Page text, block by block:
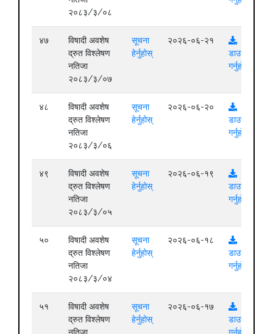
२०८३/३/०८
४७
विषादी अवशेष
द्रुत विश्लेषण
नतिजा
२०८३/३/०७
सूचना
हेर्नुहोस्
२०२६-०६-२१
डाउनलोड
गर्नुहोस्
४८
विषादी अवशेष
द्रुत विश्लेषण
नतिजा
२०८३/३/०६
सूचना
हेर्नुहोस्
२०२६-०६-२०
डाउनलोड
गर्नुहोस्
४९
विषादी अवशेष
द्रुत विश्लेषण
नतिजा
२०८३/३/०५
सूचना
हेर्नुहोस्
२०२६-०६-१९
डाउनलोड
गर्नुहोस्
५०
विषादी अवशेष
द्रुत विश्लेषण
नतिजा
२०८३/३/०४
सूचना
हेर्नुहोस्
२०२६-०६-१८
डाउनलोड
गर्नुहोस्
५१
विषादी अवशेष
द्रुत विश्लेषण
सूचना
हेर्नुहोस्
२०२६-०६-१७
डाउनलोड